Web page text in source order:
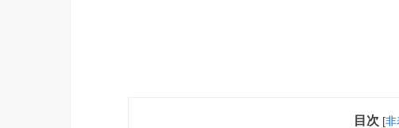
目次 [非